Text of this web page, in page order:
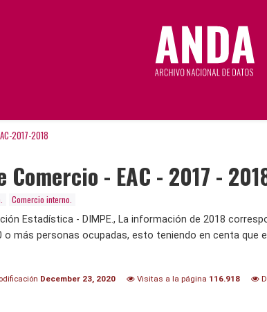
2017-2018
Comercio - EAC - 2017 -
Comercio interno.
Estadística - DIMPE., La información de 2018
o más personas ocupadas, esto teniendo en centa que
December 23, 2020 Visitas a la página 116.918